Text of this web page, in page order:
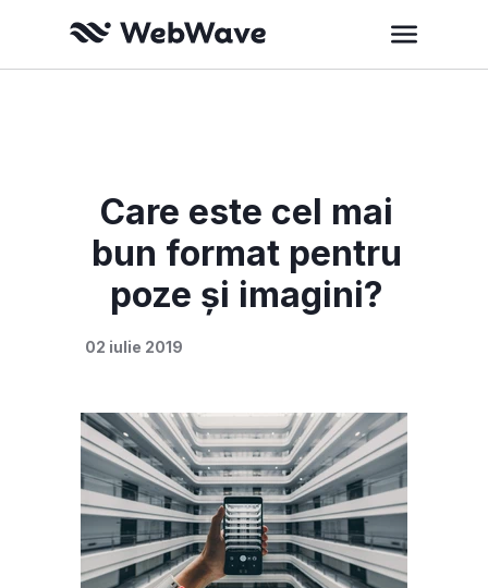
Care este cel mai
bun format pentru
poze și imagini?
02 iulie 2019